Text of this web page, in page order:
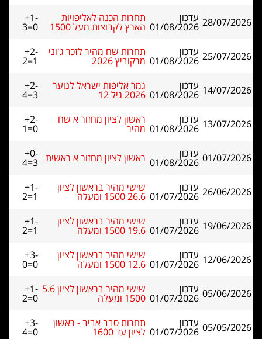
28/07/2026 עדכון
01/08/2026
תחרות הכנה לאליפויות
הארץ לקבוצות מעל 1500
+1-
3=0
25/07/2026 עדכון
01/08/2026
תחרות שח מהיר לזכר ג'וני
מרקוביץ 2026
+2-
2=1
14/07/2026 עדכון
01/08/2026
גמר אליפות ישראל לנוער
2026 גיל 12
+2-
4=3
13/07/2026 עדכון
01/08/2026
ראשון לציון מחזור א שח
מהיר
+2-
1=0
01/07/2026 עדכון
01/08/2026 ראשון לציון מחזור א ראשית +0-
4=3
26/06/2026 עדכון
01/07/2026
שישי מהיר בראשון לציון
26.6 1500 ומעלה
+1-
2=1
19/06/2026 עדכון
01/07/2026
שישי מהיר בראשון לציון
19.6 1500 ומעלה
+1-
2=1
12/06/2026 עדכון
01/07/2026
שישי מהיר בראשון לציון
12.6 1500 ומעלה
+3-
0=0
05/06/2026 עדכון
01/07/2026
שישי מהיר בראשון לציון 5.6
1500 ומעלה
+1-
2=0
05/05/2026 עדכון
01/07/2026
תחרות סבב אביב - ראשון
לציון עד 1600
+3-
4=0